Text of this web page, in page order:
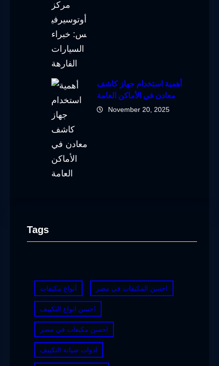
أهمية استخدام جهاز كاشف
معادن في الأماكن العامة
November 20, 2025
Tags
أنواع مكيفات احسن المكيفات في مصر
احسن انواع التكييف
احسن مكيفات في مصر
ادوات صيانة التكييف